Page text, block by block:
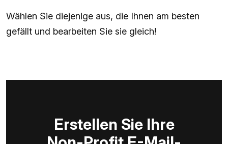
Wählen Sie diejenige aus, die Ihnen am besten
gefällt und bearbeiten Sie sie gleich!
Erstellen Sie Ihre